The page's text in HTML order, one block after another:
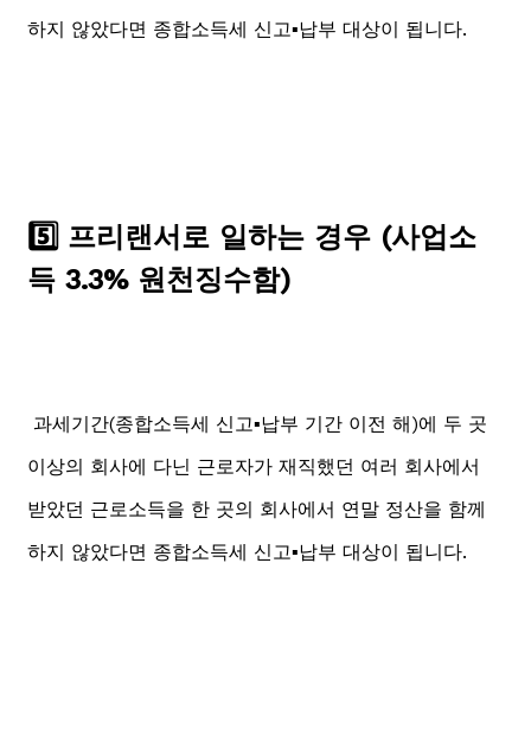
하지 않았다면 종합소득세 신고▪️납부 대상이 됩니다.
5️⃣ 프리랜서로 일하는 경우 (사업소
득 3.3% 원천징수함)
과세기간(종합소득세 신고▪️납부 기간 이전 해)에 두 곳
이상의 회사에 다닌 근로자가 재직했던 여러 회사에서
받았던 근로소득을 한 곳의 회사에서 연말 정산을 함께
하지 않았다면 종합소득세 신고▪️납부 대상이 됩니다.